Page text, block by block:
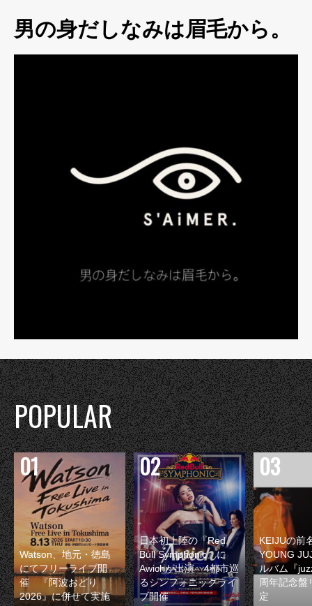
男の身だしなみは眉毛から。
POPULAR
Watson、地元・徳島
にてフリーライブ開
催 『阿波おどり
2026』に併せて実施
日本初上陸の『Red
Bull Symphonic』に
Awichが出演 4都市巡
るシンフォニックライ
ブ開催
KEIJUの前
YOUNG
ルバム『
周年記念盤
定